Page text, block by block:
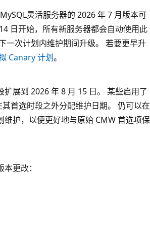
灵活服务器的 2026 年 7 月版本可
日开始，所有新服务器都会自动使用此
一次计划内维护期间升级。 若要更早升
Canary 计划。
扩展到 2026 年 8 月 15 日。 某些启用了
首选时段之外分配维护日期。 仍可以在
维护，以便更好地与原始 CMW 首选项保
更改：